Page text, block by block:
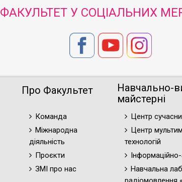
ФАКУЛЬТЕТ У СОЦІАЛЬНИХ
Про Факультет
Команда
Міжнародна
діяльність
Проєкти
ЗМІ про нас
Навчально-
майстерні
Центр
Центр
технологій
Навчальна